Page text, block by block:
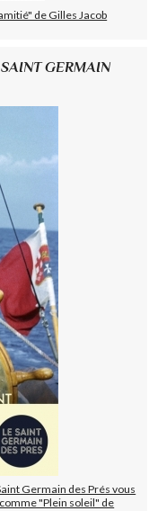
de Gilles Jacob
GERMAIN
Germain des Prés vous
"Plein soleil" de